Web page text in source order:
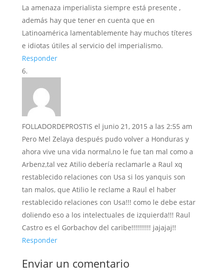
La amenaza imperialista siempre está presente ,
además hay que tener en cuenta que en
Latinoamérica lamentablemente hay muchos títeres
e idiotas útiles al servicio del imperialismo.
Responder
FOLLADORDEPROSTIS el junio 21, 2015 a las 2:55 am
Pero Mel Zelaya después pudo volver a Honduras y
ahora vive una vida normal,no le fue tan mal como a
Arbenz,tal vez Atilio debería reclamarle a Raul xq
restablecido relaciones con Usa si los yanquis son
tan malos, que Atilio le reclame a Raul el haber
restablecido relaciones con Usa!!! como le debe estar
doliendo eso a los intelectuales de izquierda!!! Raul
Castro es el Gorbachov del caribe!!!!!!!!!! jajajaj!!
Responder
Enviar un comentario